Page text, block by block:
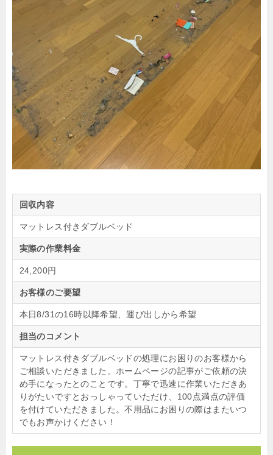
回収内容
マットレス付きダブルベッド
実際の作業料金
24,200円
お客様のご要望
本日8/31の16時以降希望、運び出しから希望
担当のコメント
マットレス付きダブルベッドの処理にお困りのお客様から
ご相談いただきました。ホームページの記事がご依頼の決
め手になったとのことです。丁寧で迅速に作業いただきあ
りがたいですとおっしゃっていただけ、100点満点の評価
を付けていただきました。不用品にお困りの際はまたいつ
でもお声かけください！